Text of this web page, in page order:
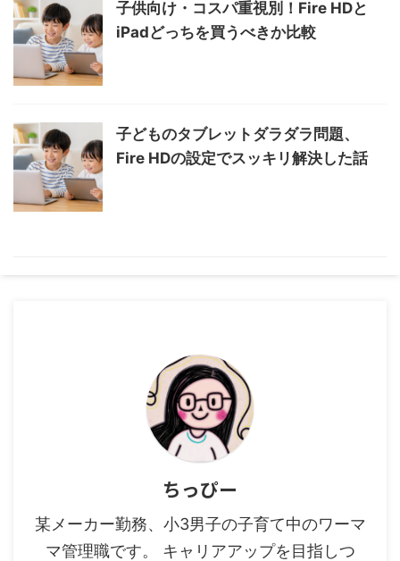
子供向け・コスパ重視別！Fire HDと
iPadどっちを買うべきか比較
子どものタブレットダラダラ問題、
Fire HDの設定でスッキリ解決した話
ちっぴー
某メーカー勤務、小3男子の子育て中のワーマ
マ管理職です。 キャリアアップを目指しつ